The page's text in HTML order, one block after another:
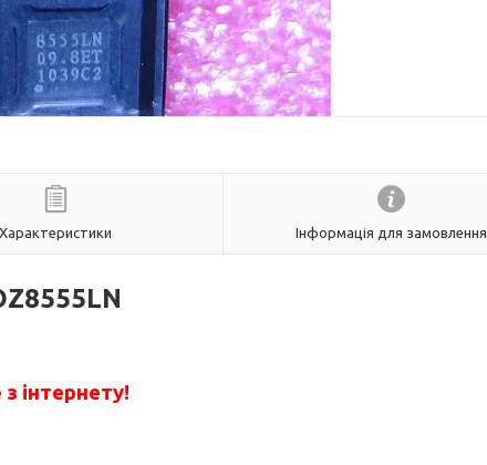
Характеристики Інформація для замовлення
інтернету!